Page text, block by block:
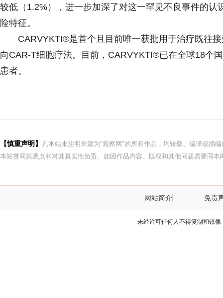
较低（1.2%），进一步加深了对这一罕见不良事件的
险特征。
CARVYKTI®是首个且目前唯一获批用于治疗既往
向CAR-T细胞疗法。目前，CARVYKTI®已在全球18个
患者。
【慎重声明】
凡本站未注明来源为"观察网"的所有作品，均转载、编译或摘
本站赞同其观点和对其真实性负责。如因作品内容、版权和其他问题需要同本
网站简介 免责
未经许可任何人不得复制和镜